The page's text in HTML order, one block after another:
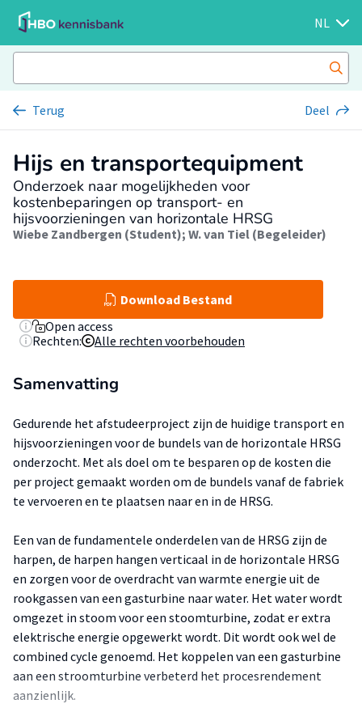
NL
Terug Deel
Hijs en transportequipment
Onderzoek naar mogelijkheden voor
kostenbeparingen op transport- en
hijsvoorzieningen van horizontale HRSG
Wiebe Zandbergen (Student); W. van Tiel (Begeleider)
Download Bestand
Open access
Rechten:
Alle rechten voorbehouden
Samenvatting
Gedurende het afstudeerproject zijn de huidige transport en
hijsvoorzieningen voor de bundels van de horizontale HRSG
onderzocht. Met als doel om te besparen op de kosten die
per project gemaakt worden om de bundels vanaf de fabriek
te vervoeren en te plaatsen naar en in de HRSG.
Een van de fundamentele onderdelen van de HRSG zijn de
harpen, de harpen hangen verticaal in de horizontale HRSG
en zorgen voor de overdracht van warmte energie uit de
rookgassen van een gasturbine naar water. Het water wordt
omgezet in stoom voor een stoomturbine, zodat er extra
elektrische energie opgewerkt wordt. Dit wordt ook wel de
combined cycle genoemd. Het koppelen van een gasturbine
aan een stroomturbine verbeterd het procesrendement
aanzienlijk.